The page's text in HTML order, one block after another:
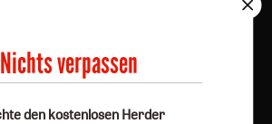
Nichts verpassen
den kostenlosen Herder